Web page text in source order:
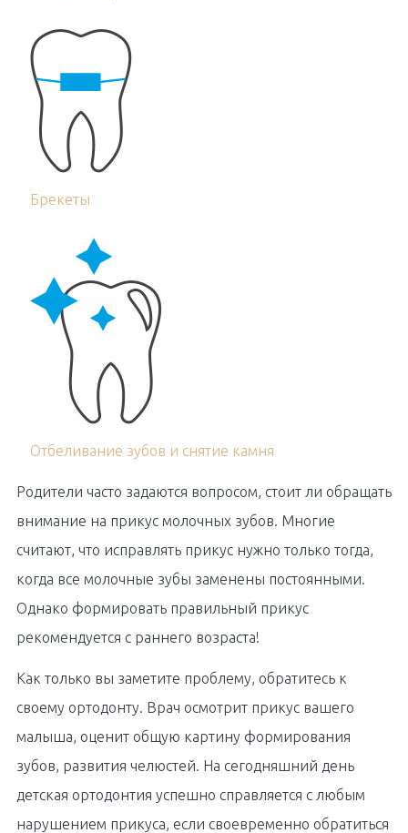
Брекеты
Отбеливание зубов и снятие камня
Родители часто задаются вопросом, стоит ли обращать
внимание на прикус молочных зубов. Многие
считают, что исправлять прикус нужно только тогда,
когда все молочные зубы заменены постоянными.
Однако формировать правильный прикус
рекомендуется с раннего возраста!
Как только вы заметите проблему, обратитесь к
своему ортодонту. Врач осмотрит прикус вашего
малыша, оценит общую картину формирования
зубов, развития челюстей. На сегодняшний день
детская ортодонтия успешно справляется с любым
нарушением прикуса, если своевременно обратиться